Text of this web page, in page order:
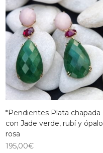
*Pendientes Plata chapada
con Jade verde, rubí y ópalo
rosa
195,00€